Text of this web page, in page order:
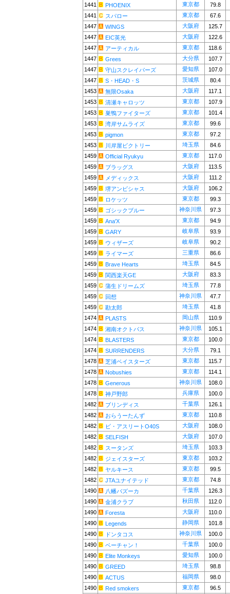
1441
PHOENIX 東京都
79.8
1441
スパロー 東京都
67.6
1447
WINGS 大阪府
125.7
1447
EIC英光 大阪府
122.6
1447
アーティカル 東京都
118.6
1447
Grees 大分県
107.7
1447
守山スクレイパーズ 愛知県
107.0
1447
S・HEAD・S 茨城県
80.4
1453
無限Osaka 大阪府
117.1
1453
清瀬キャロッツ 東京都
107.9
1453
巣鴨ファイターズ 東京都
101.4
1453
湾岸サムライズ 東京都
99.6
1453
pigmon 東京都
97.2
1453
川岸屋ビクトリー 埼玉県
84.6
1459
Official Ryukyu 東京都
117.0
1459
ブラッグス 大阪府
113.5
1459
メディックス 大阪府
111.2
1459
堺アンビシャス 大阪府
106.2
1459
ロケッツ 東京都
99.3
1459
ゴシックブルー 神奈川県
97.3
1459
Ana'X 東京都
94.9
1459
GARY 岐阜県
93.9
1459
ウィザーズ 岐阜県
90.2
1459
ライマーズ 三重県
86.6
1459
Brave Hearts 埼玉県
84.5
1459
関西楽天GE 大阪府
83.3
1459
蒲生ドリームズ 埼玉県
77.8
1459
回想 神奈川県
47.7
1459
勘太郎 埼玉県
41.8
1474
PLASTS 岡山県
110.9
1474
湘南オクトパス 神奈川県
105.1
1474
BLASTERS 東京都
100.0
1474
SURRENDERS 大分県
79.1
1478
芝浦ベイスターズ 東京都
115.7
1478
Nobushies 東京都
114.1
1478
Generous 神奈川県
108.0
1478
神戸野郎 兵庫県
100.0
1482
ブリンディス 千葉県
126.1
1482
おらうーたんず 東京都
110.8
1482
ビ・アスリートO40S 大阪府
108.0
1482
SELFISH 大阪府
107.0
1482
スータンズ 埼玉県
103.3
1482
ジェイスターズ 東京都
103.2
1482
ヤルキース 東京都
99.5
1482
JTAユナイテッド 東京都
74.8
1490
八幡バズーカ 千葉県
126.3
1490
金浦クラブ 秋田県
112.0
1490
Foresta 大阪府
110.0
1490
Legends 静岡県
101.8
1490
ドンタコス 神奈川県
100.0
1490
ベーチャン！ 千葉県
100.0
1490
Elite Monkeys 愛知県
100.0
1490
GREED 埼玉県
98.8
1490
ACTUS 福岡県
98.0
1490
Red smokers 東京都 96.5